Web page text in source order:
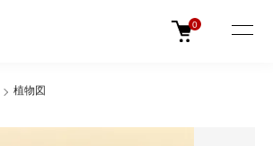
0
植物図